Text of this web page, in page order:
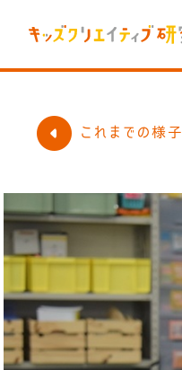
これまでの様子